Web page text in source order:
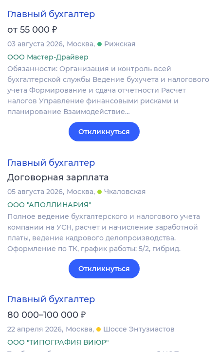
Главный бухгалтер
от 55 000 ₽
03 августа 2026 Москва
Рижская
ООО Мастер-Драйвер
Обязанности: Организация и контроль всей
бухгалтерской службы Ведение бухучета и налогового
учета Формирование и сдача отчетности Расчет
налогов Управление финансовыми рисками и
планирование Взаимодействие…
Откликнуться
Главный бухгалтер
Договорная зарплата
05 августа 2026 Москва
Чкаловская
ООО "АПОЛЛИНАРИЯ"
Полное ведение бухгалтерского и налогового учета
компании на УСН, расчет и начисление заработной
платы, ведение кадрового делопроизводства.
Оформление по ТК, график работы: 5/2, гибрид.
Откликнуться
Главный бухгалтер
80 000–100 000 ₽
22 апреля 2026 Москва
Шоссе Энтузиастов
ООО "ТИПОГРАФИЯ ВИЮР"